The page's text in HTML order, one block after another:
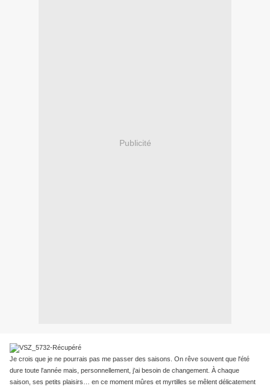
Publicité
Je crois que je ne pourrais pas me passer des saisons. On rêve souvent que l'été
dure toute l'année mais, personnellement, j'ai besoin de changement. À chaque
saison, ses petits plaisirs… en ce moment mûres et myrtilles se mêlent délicatement